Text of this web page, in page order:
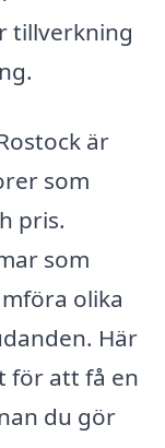
tillverkning
är
som
pris.
som
olika
Här
för att få en
du gör